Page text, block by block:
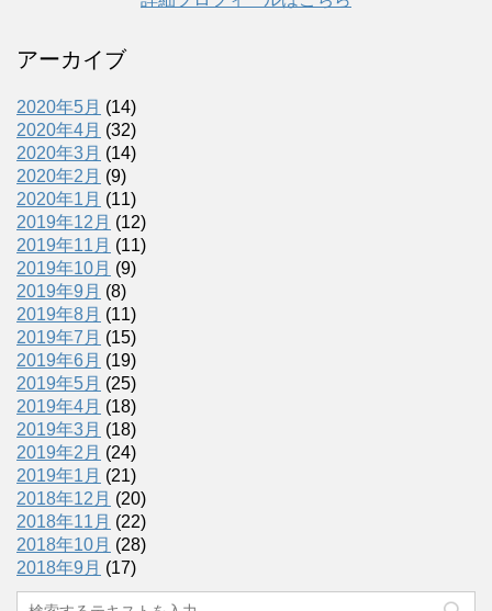
アーカイブ
2020年5月 (14)
2020年4月 (32)
2020年3月 (14)
2020年2月 (9)
2020年1月 (11)
2019年12月 (12)
2019年11月 (11)
2019年10月 (9)
2019年9月 (8)
2019年8月 (11)
2019年7月 (15)
2019年6月 (19)
2019年5月 (25)
2019年4月 (18)
2019年3月 (18)
2019年2月 (24)
2019年1月 (21)
2018年12月 (20)
2018年11月 (22)
2018年10月 (28)
2018年9月 (17)